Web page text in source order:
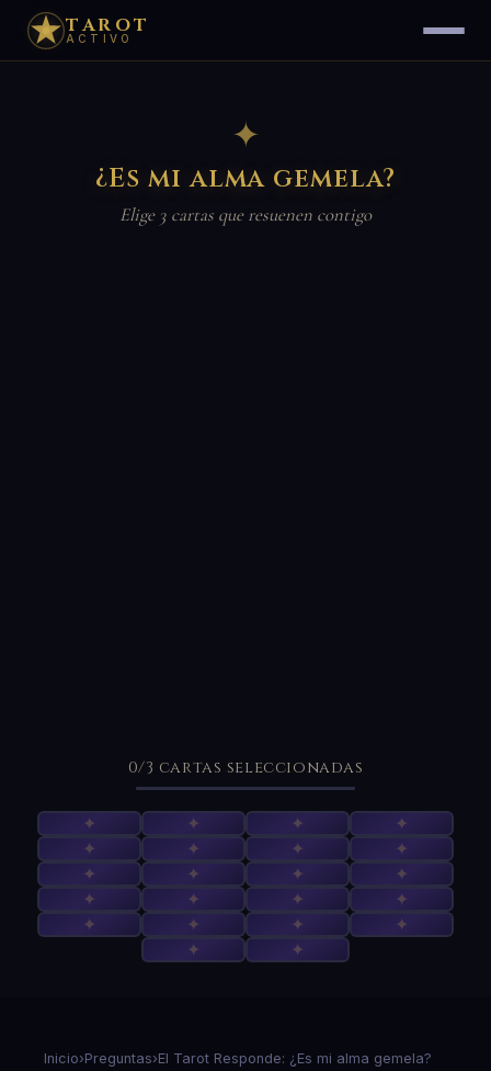
TAROT
ACTIVO
✦
¿Es mi alma gemela?
Elige 3 cartas que resuenen contigo
0/3 cartas seleccionadas
✦ ✦ ✦
✦
✦
✦ ✦
✦
✦
✦ ✦
✦
✦
✦ ✦
✦
✦
✦ ✦
✦
✦
✦
Inicio›Preguntas›El Tarot Responde: ¿Es mi alma gemela?